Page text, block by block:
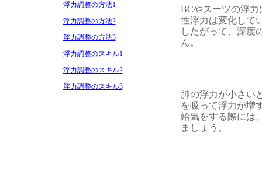
浮力調整の方法1
浮力調整の方法2
浮力調整の方法3
浮力調整のスキル1
浮力調整のスキル2
浮力調整のスキル3
BCやスーツの浮
性浮力は変化して
したがって、深度
ん。
肺の浮力が小さい
を吸って浮力が増
給気をする際には
ましょう。